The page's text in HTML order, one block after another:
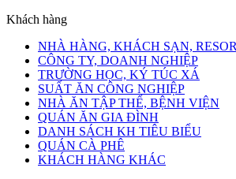
Khách hàng
NHÀ HÀNG, KHÁCH SẠN,
CÔNG TY, DOANH NGHIỆP
TRƯỜNG HỌC, KÝ TÚC XÁ
SUẤT ĂN CÔNG NGHIỆP
NHÀ ĂN TẬP THỂ, BỆNH VIỆN
QUÁN ĂN GIA ĐÌNH
DANH SÁCH KH TIÊU BIỂU
QUÁN CÀ PHÊ
KHÁCH HÀNG KHÁC